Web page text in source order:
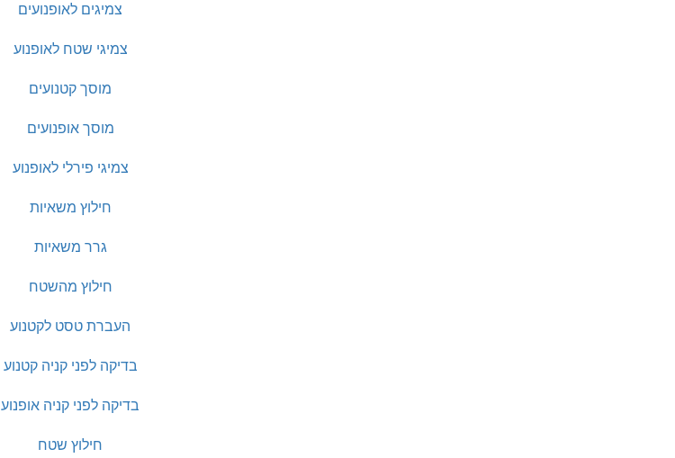
צמיגים לאופנועים
צמיגי שטח לאופנוע
מוסך קטנועים
מוסך אופנועים
צמיגי פירלי לאופנוע
חילוץ משאיות
גרר משאיות
חילוץ מהשטח
העברת טסט לקטנוע
בדיקה לפני קניה קטנוע
בדיקה לפני קניה אופנוע
חילוץ שטח